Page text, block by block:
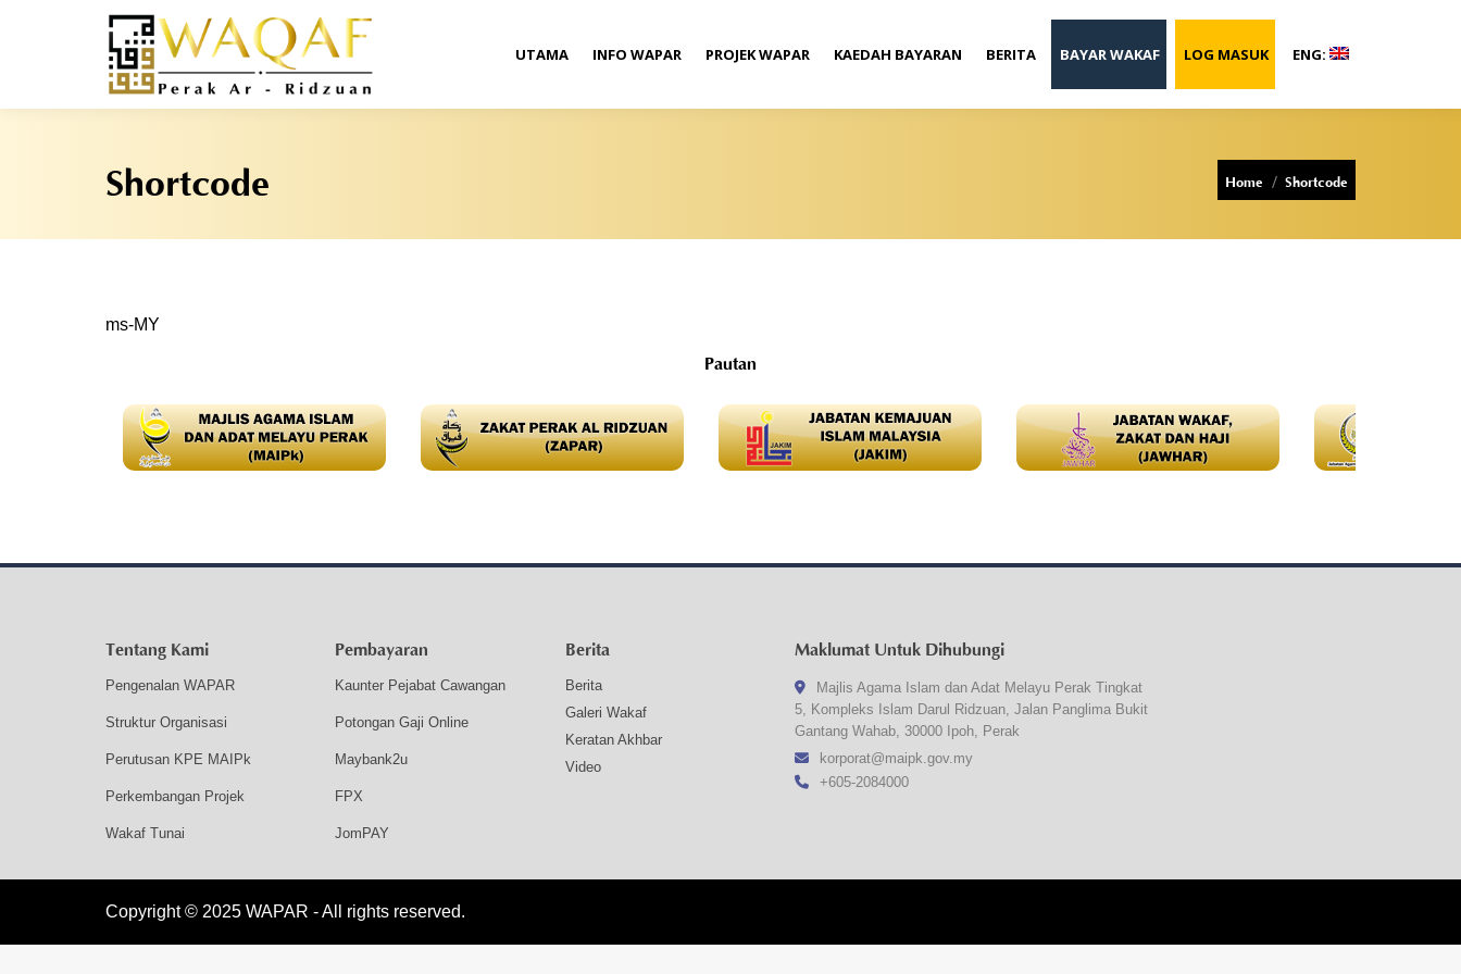
UTAMA INFO WAPAR PROJEK WAPAR KAEDAH BAYARAN BERITA BAYAR WAKAF LOG MASUK ENG:
Shortcode
You are here:
Home Shortcode
ms-MY
Pautan
Tentang Kami
Pengenalan WAPAR
Struktur Organisasi
Perutusan KPE MAIPk
Perkembangan Projek
Wakaf Tunai
Pembayaran
Kaunter Pejabat Cawangan
Potongan Gaji Online
Maybank2u
FPX
JomPAY
Berita
Berita
Galeri Wakaf
Keratan Akhbar
Video
Maklumat Untuk Dihubungi
Majlis Agama Islam dan Adat Melayu Perak Tingkat
5, Kompleks Islam Darul Ridzuan, Jalan Panglima Bukit
Gantang Wahab, 30000 Ipoh, Perak
korporat@maipk.gov.my
+605-2084000
Copyright © 2025 WAPAR - All rights reserved.